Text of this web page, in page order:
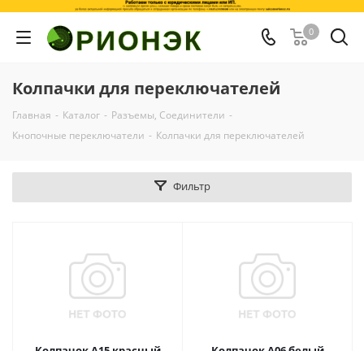
0
Колпачки для переключателей
Главная - Каталог - Разъемы, Соединители -
Кнопочные переключатели - Колпачки для переключателей
Фильтр